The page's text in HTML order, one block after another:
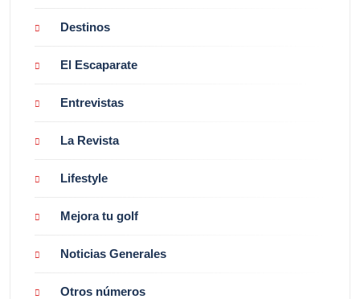
Destinos
El Escaparate
Entrevistas
La Revista
Lifestyle
Mejora tu golf
Noticias Generales
Otros números